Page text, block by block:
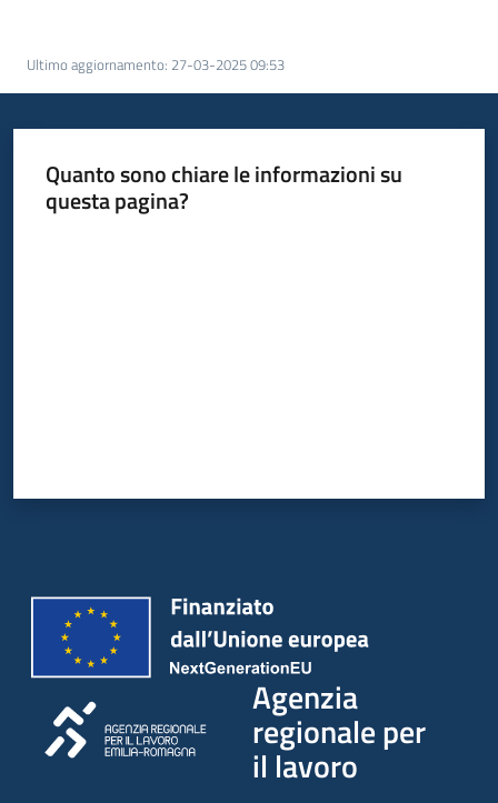
Seguici
Ultimo aggiornamento: 27-03-2025 09:53
Quanto sono chiare le informazioni su
questa pagina?
Agenzia
regionale per
il lavoro